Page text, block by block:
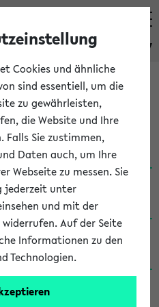
eKVV
Studies / B.A.
17)
Studies / B.A.
Studies / B.A.
Studies / Ba
Cookies und ähnliche
sind essentiell, um die
zu gewährleisten,
die Website und Ihre
Falls Sie zustimmen,
Daten auch, um Ihre
Webseite zu messen. Sie
jederzeit unter
und mit der
Auf der Seite
Informationen zu den
Technologien.